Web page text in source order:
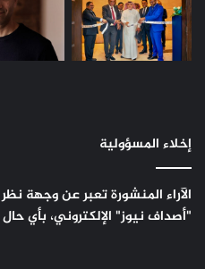
إخلاء المسؤولية
الآراء المنشورة تعبر عن وجهة
"أصداف نيوز" الإلكتروني، بأي